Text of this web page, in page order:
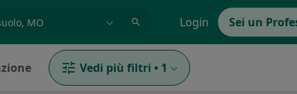
Login Sei un
Vedi più filtri • 1